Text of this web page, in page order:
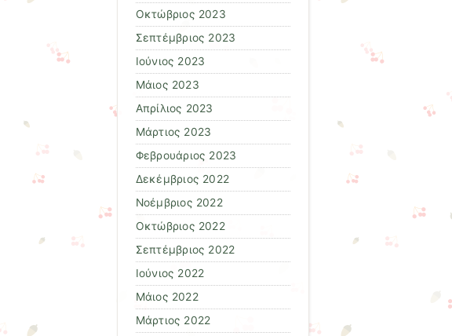
Οκτώβριος 2023
Σεπτέμβριος 2023
Ιούνιος 2023
Μάιος 2023
Απρίλιος 2023
Μάρτιος 2023
Φεβρουάριος 2023
Δεκέμβριος 2022
Νοέμβριος 2022
Οκτώβριος 2022
Σεπτέμβριος 2022
Ιούνιος 2022
Μάιος 2022
Μάρτιος 2022